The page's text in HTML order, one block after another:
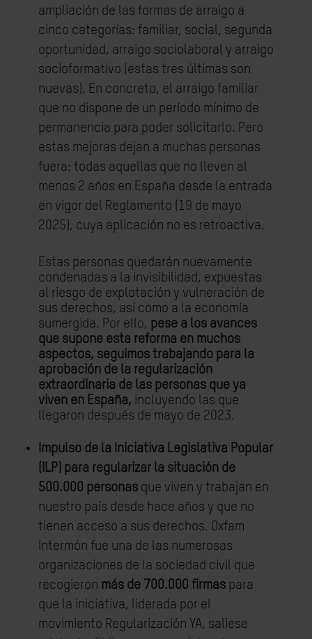
ampliación de las formas de arraigo a
cinco categorías: familiar, social, segunda
oportunidad, arraigo sociolaboral y arraigo
socioformativo (estas tres últimas son
nuevas). En concreto, el arraigo familiar
que no dispone de un período mínimo de
permanencia para poder solicitarlo. Pero
estas mejoras dejan a muchas personas
fuera: todas aquellas que no lleven al
menos 2 años en España desde la entrada
en vigor del Reglamento (19 de mayo
2025), cuya aplicación no es retroactiva.
Estas personas quedarán nuevamente
condenadas a la invisibilidad, expuestas
al riesgo de explotación y vulneración de
sus derechos, así como a la economía
sumergida. Por ello, pese a los avances
que supone esta reforma en muchos
aspectos, seguimos trabajando para la
aprobación de la regularización
extraordinaria de las personas que ya
viven en España, incluyendo las que
llegaron después de mayo de 2023.
Impulso de la Iniciativa Legislativa Popular
(ILP) para regularizar la situación de
500.000 personas que viven y trabajan en
nuestro país desde hace años y que no
tienen acceso a sus derechos. Oxfam
Intermón fue una de las numerosas
organizaciones de la sociedad civil que
recogieron más de 700.000 firmas para
que la iniciativa, liderada por el
movimiento Regularización YA, saliese